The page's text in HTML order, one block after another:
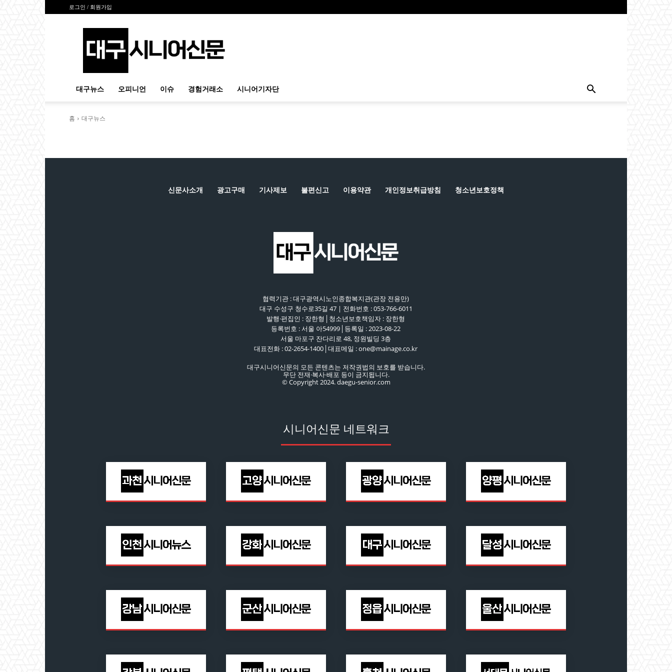
로그인 / 회원가입
시
대구뉴스 오피니언 이슈 경험거래소 시니어기자단
홈 대구뉴스
신문사소개 광고구매 기사제보 불편신고 이용약관 개인정보취급방침 청소년보호정책
협력기관 : 대구광역시노인종합복지관(관장 전용만)
대구 수성구 청수로35길 47 | 전화번호 : 053-766-6011
발행·편집인 : 장한형│청소년보호책임자 : 장한형
등록번호 : 서울 아54999│등록일 : 2023-08-22
서울 마포구 잔다리로 48, 정원빌딩 3층
대표전화 : 02-2654-1400│대표메일 : one@mainage.co.kr
대구시니어신문의 모든 콘텐츠는 저작권법의 보호를 받습니다.
무단 전재·복사·배포 등이 금지됩니다.
© Copyright 2024. daegu-senior.com
시니어신문 네트워크